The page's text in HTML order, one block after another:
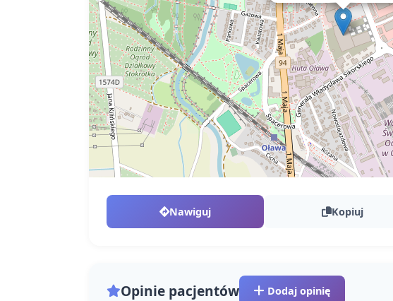
Nawiguj Kopiuj
Opinie pacjentów Dodaj opinię